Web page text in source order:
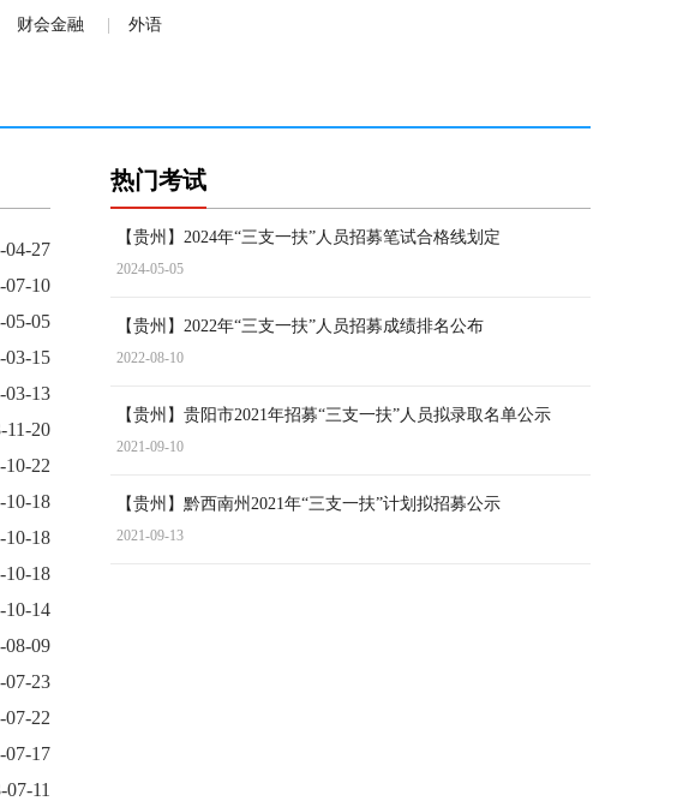
财会金融 外语
04-27
07-10
05-05
03-15
03-13
11-20
10-22
10-18
10-18
10-18
10-14
08-09
07-23
07-22
07-17
07-11
热门考试
【贵州】2024年“三支一扶”人员招募笔试合格线划定
2024-05-05
【贵州】2022年“三支一扶”人员招募成绩排名公布
2022-08-10
【贵州】贵阳市2021年招募“三支一扶”人员拟录取名单公示
2021-09-10
【贵州】黔西南州2021年“三支一扶”计划拟招募公示
2021-09-13